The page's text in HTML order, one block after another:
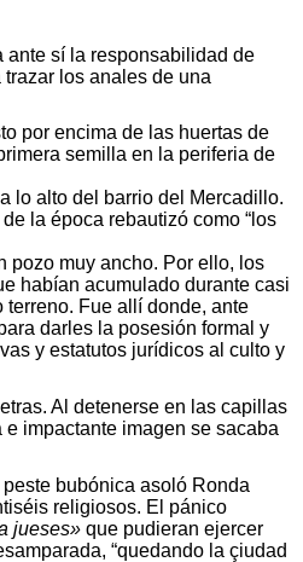
ante sí la responsabilidad de
los anales de una
por encima de las huertas de
semilla en la periferia de
lo alto del barrio del Mercadillo.
la época rebautizó como “los
pozo muy ancho. Por ello, los
habían acumulado durante casi
Fue allí donde, ante
darles la posesión formal y
y estatutos jurídicos al culto y
Al detenerse en las capillas
impactante imagen se sacaba
bubónica asoló Ronda
religiosos. El pánico
jueses»que pudieran ejercer
“quedando la çiudad